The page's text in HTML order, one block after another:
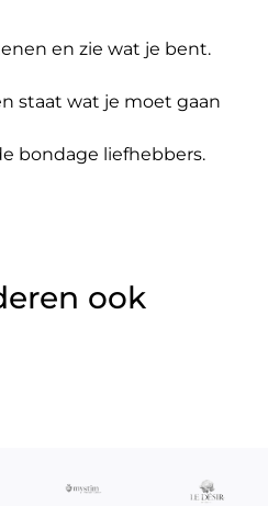
en zie wat je bent.
staat wat je moet gaan
bondage liefhebbers.
ook